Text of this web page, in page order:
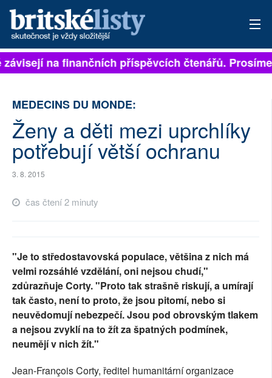
PŘIHLÁSIT
ARCHIV
ROZHOVORY
TÉMATA
NEJČTENĚJŠÍ ZA 7 DNÍ
PŘÍSPĚVKY NA PROVOZ
SOCIÁLNÍ SÍTĚ
RUBRIKY
PLNÁ VERZE STRÁNEK
na finančních příspěvcích čtenářů.
MEDECINS DU MONDE:
Ženy a děti mezi uprchlíky
potřebují větší ochranu
3. 8. 2015
čas čtení 2 minuty
"Je to středostavovská populace, většina z nich má
velmi rozsáhlé vzdělání, oni nejsou chudí,"
zdůrazňuje Corty. "Proto tak strašně riskují, a umírají
tak často, není to proto, že jsou pitomí, nebo si
neuvědomují nebezpečí. Jsou pod obrovským tlakem
a nejsou zvyklí na to žít za špatných podmínek,
neumějí v nich žít."
Jean-François Corty, ředitel humanitární organizace